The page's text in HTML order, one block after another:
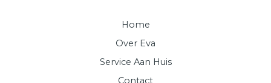
Home
Over Eva
Service Aan Huis
Contact